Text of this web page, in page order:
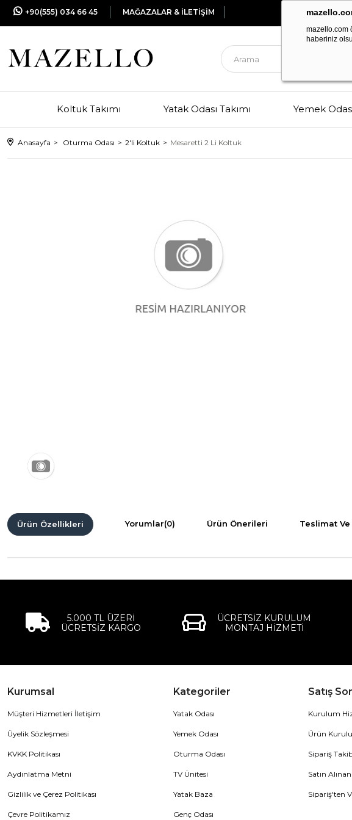
mazello.com
haberiniz
+90(555) 034 66 45 MAĞAZALAR & İLETİŞİM Estetik
Koltuk Takımı Yatak Odası Takımı Yemek
Anasayfa Oturma Odası 2'li Koltuk Mesaretti 2 Li Koltuk
Ürün Özellikleri Yorumlar(0) Ürün Önerileri Teslimat
5.000 TL ÜZERİ
ÜCRETSİZ KARGO
ÜCRETSİZ KURULUM
MONTAJ HİZMETİ
Kurumsal
Müşteri Hizmetleri İletişim
Üyelik Sözleşmesi
KVKK Politikası
Aydınlatma Metni
Gizlilik ve Çerez Politikası
Çevre Politikamız
Kategoriler
Yatak Odası
Yemek Odası
Oturma Odası
TV Ünitesi
Yatak Baza
Genç Odası
Satış
Kurulum
Ürün
Sipariş
Satın
Sipariş'ten